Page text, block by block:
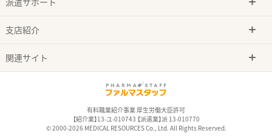
支店紹介
関連サイト
有料職業紹介事業 厚生労働大臣許可
【紹介業】13-ユ-010743 【派遣業】派 13-010770
© 2000-2026 MEDICAL RESOURCES Co., Ltd. All Rights Reserved.